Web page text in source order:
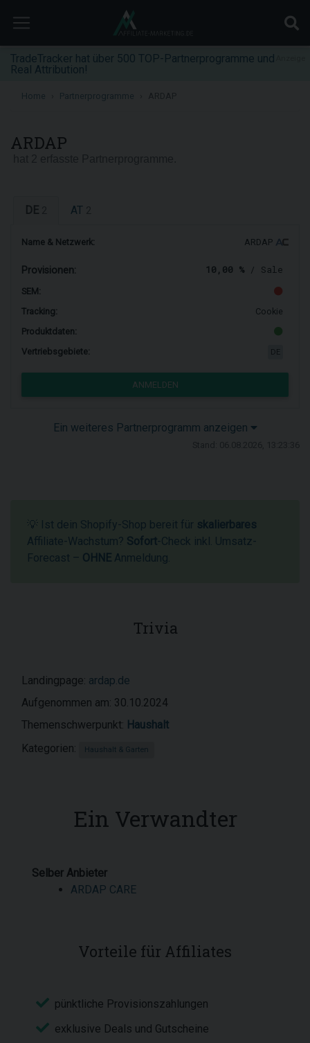
TradeTracker hat über 500 TOP-Partnerprogramme und
Real Attribution!
Home Partnerprogramme
ARDAP
DE AT
Name & Netzwerk: ARDAP
Provisionen: 10,00 % / Sale
SEM:
Tracking:
Cookie
Produktdaten:
Vertriebsgebiete:
ANMELDEN
Ein weiteres Partnerprogramm anzeigen
💡 Ist dein Shopify-Shop bereit für skalierbares
Affiliate-Wachstum? Sofort-Check inkl. Umsatz-
Forecast – OHNE Anmeldung.
Trivia
Landingpage: ardap.de
Aufgenommen am: 30.10.2024
Themenschwerpunkt: Haushalt
Kategorien:
Haushalt & Garten
Ein Verwandter
Selber Anbieter
ARDAP CARE
Vorteile für Affiliates
pünktliche Provisionszahlungen
exklusive Deals und Gutscheine